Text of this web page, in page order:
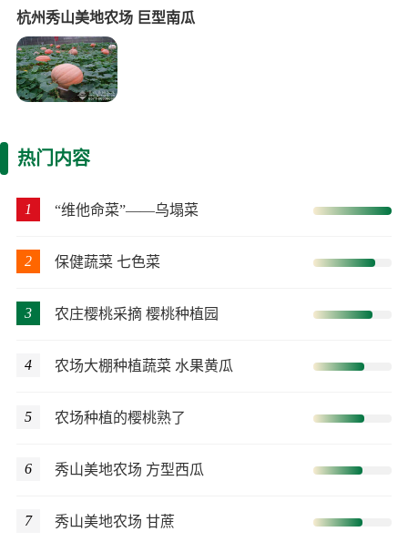
杭州秀山美地农场 巨型南瓜
热门内容
1 “维他命菜”——乌塌菜
2 保健蔬菜 七色菜
3 农庄樱桃采摘 樱桃种植园
4 农场大棚种植蔬菜 水果黄瓜
5 农场种植的樱桃熟了
6 秀山美地农场 方型西瓜
7 秀山美地农场 甘蔗